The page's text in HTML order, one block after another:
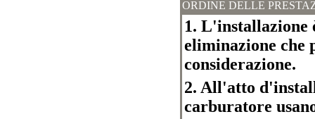
ORDINE DELLE
1. L'installazione
eliminazione che
considerazione.
2. All'atto
carburatore